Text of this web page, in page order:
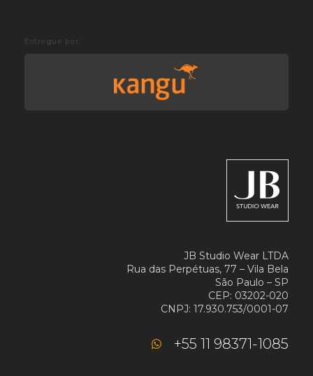
JB Studio Wear LTDA
Rua das Perpétuas, 77 – Vila Bela
São Paulo – SP
CEP: 03202-020
CNPJ: 17.930.753/0001-07
+55 11 98371-1085